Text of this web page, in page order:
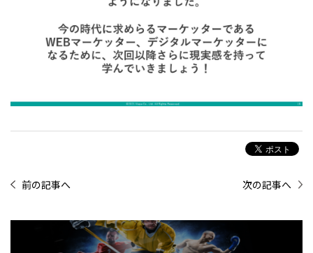
前の記事へ 次の記事へ